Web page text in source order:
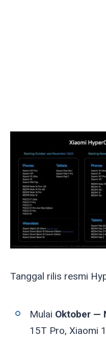
Tanggal rilis resmi
Mulai Oktober —
15T Pro, Xiaomi